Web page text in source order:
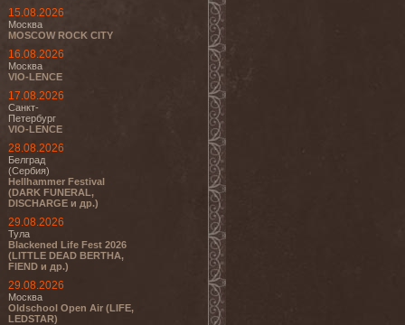
15.08.2026
Москва
MOSCOW ROCK CITY
16.08.2026
Москва
VIO-LENCE
17.08.2026
Санкт-
Петербург
VIO-LENCE
28.08.2026
Белград
(Сербия)
Hellhammer Festival
(DARK FUNERAL,
DISCHARGE и др.)
29.08.2026
Тула
Blackened Life Fest 2026
(LITTLE DEAD BERTHA,
FIEND и др.)
29.08.2026
Москва
Oldschool Open Air (LIFE,
LEDSTAR)